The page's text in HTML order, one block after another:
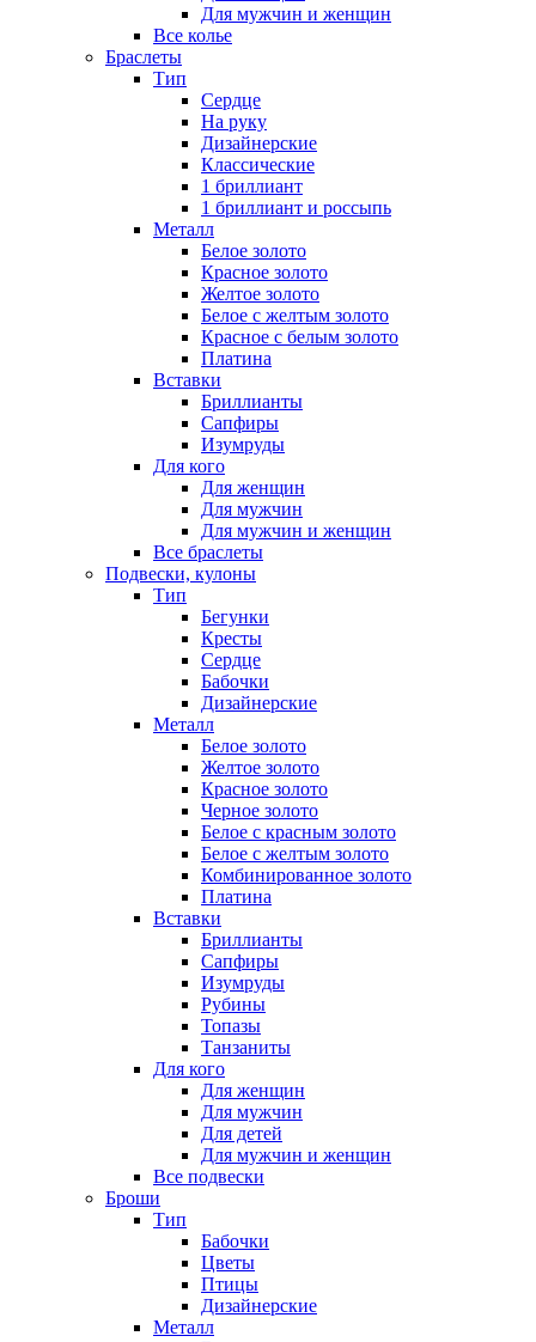
Для мужчин и женщин
Все колье
Браслеты
Тип
Сердце
На руку
Дизайнерские
Классические
1 бриллиант
1 бриллиант и россыпь
Металл
Белое золото
Красное золото
Желтое золото
Белое с желтым золото
Красное с белым золото
Платина
Вставки
Бриллианты
Сапфиры
Изумруды
Для кого
Для женщин
Для мужчин
Для мужчин и женщин
Все браслеты
Подвески, кулоны
Тип
Бегунки
Кресты
Сердце
Бабочки
Дизайнерские
Металл
Белое золото
Желтое золото
Красное золото
Черное золото
Белое с красным золото
Белое с желтым золото
Комбинированное золото
Платина
Вставки
Бриллианты
Сапфиры
Изумруды
Рубины
Топазы
Танзаниты
Для кого
Для женщин
Для мужчин
Для детей
Для мужчин и женщин
Все подвески
Броши
Тип
Бабочки
Цветы
Птицы
Дизайнерские
Металл